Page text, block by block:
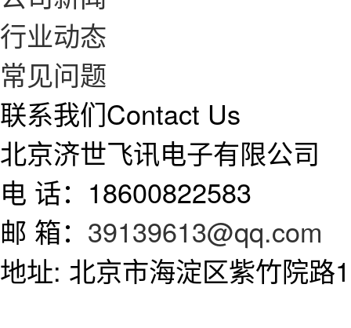
行业动态
常见问题
联系我们Contact Us
北京济世飞讯电子有限公司
电 话：18600822583
邮 箱： 39139613@qq.com
地址: 北京市海淀区紫竹院路